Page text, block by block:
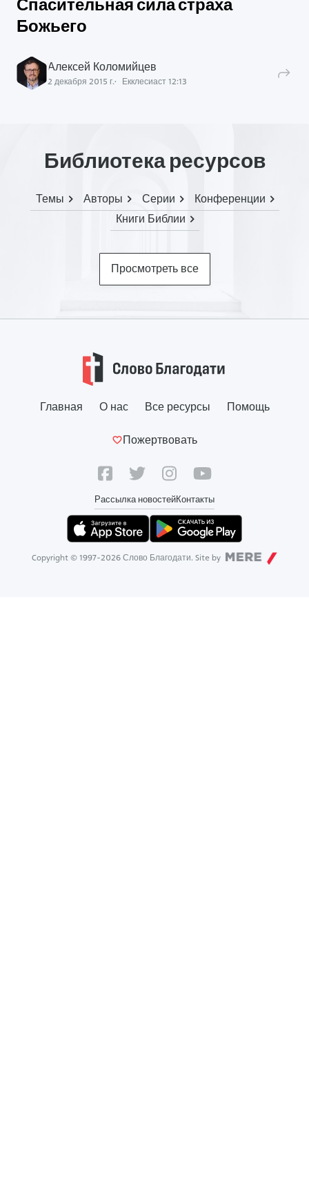
Спасительная сила страха
Божьего
Алексей Коломийцев
2 декабря 2015 г. Екклесиаст 12:13
Библиотека ресурсов
Темы Авторы Серии
Конференции
Книги Библии
Просмотреть все
Главная О нас Все ресурсы Помощь
Пожертвовать
Рассылка новостейКонтакты
Copyright © 1997-2026 Слово Благодати. Site by